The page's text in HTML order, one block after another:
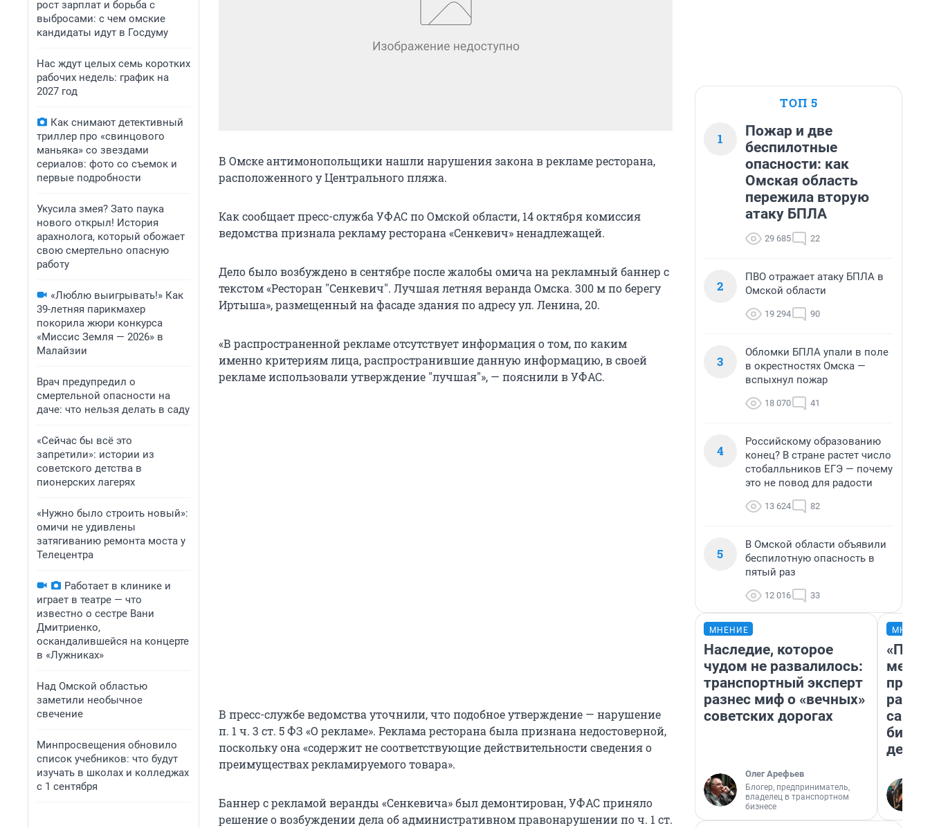
рост зарплат и борьба с
выбросами: с чем омские
кандидаты идут в Госдуму
Нас ждут целых семь коротких
рабочих недель: график на
2027 год
Как снимают детективный
триллер про «свинцового
маньяка» со звездами
сериалов: фото со съемок и
первые подробности
Укусила змея? Зато паука
нового открыл! История
арахнолога, который обожает
свою смертельно опасную
работу
«Люблю выигрывать!» Как
39-летняя парикмахер
покорила жюри конкурса
«Миссис Земля — 2026» в
Малайзии
Врач предупредил о
смертельной опасности на
даче: что нельзя делать в саду
«Сейчас бы всё это
запретили»: истории из
советского детства в
пионерских лагерях
«Нужно было строить новый»:
омичи не удивлены
затягиванию ремонта моста у
Телецентра
Работает в клинике и
играет в театре — что
известно о сестре Вани
Дмитриенко,
оскандалившейся на концерте
в «Лужниках»
Над Омской областью
заметили необычное
свечение
Минпросвещения обновило
список учебников: что будут
изучать в школах и колледжах
с 1 сентября
В Омске антимонопольщики нашли нарушения закона в рекламе ресторана,
расположенного у Центрального пляжа.
Как сообщает пресс-служба УФАС по Омской области, 14 октября комиссия
ведомства признала рекламу ресторана «Сенкевич» ненадлежащей.
Дело было возбуждено в сентябре после жалобы омича на рекламный баннер с
текстом «Ресторан "Сенкевич". Лучшая летняя веранда Омска. 300 м по берегу
Иртыша», размещенный на фасаде здания по адресу ул. Ленина, 20.
«В распространенной рекламе отсутствует информация о том, по каким
именно критериям лица, распространившие данную информацию, в своей
рекламе использовали утверждение "лучшая"», — пояснили в УФАС.
В пресс-службе ведомства уточнили, что подобное утверждение — нарушение
п. 1 ч. 3 ст. 5 ФЗ «О рекламе». Реклама ресторана была признана недостоверной,
поскольку она «содержит не соответствующие действительности сведения о
преимуществах рекламируемого товара».
Баннер с рекламой веранды «Сенкевича» был демонтирован, УФАС приняло
решение о возбуждении дела об административном правонарушении по ч. 1 ст.
ТОП 5
1
Пожар и две
беспилотные
опасности: как
Омская область
пережила вторую
атаку БПЛА
29 685 22
2
ПВО отражает атаку БПЛА в
Омской области
19 294 90
3
Обломки БПЛА упали в поле
в окрестностях Омска —
вспыхнул пожар
18 070 41
4
Российскому образованию
конец? В стране растет число
стобалльников ЕГЭ — почему
это не повод для радости
13 624 82
5
В Омской области объявили
беспилотную опасность в
пятый раз
12 016 33
МНЕНИЕ
Наследие, которое
чудом не развалилось:
транспортный эксперт
разнес миф о «вечных»
советских дорогах
Олег Арефьев
Блогер, предприниматель,
владелец в транспортном
бизнесе